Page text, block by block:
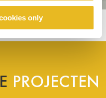
only
PROJECTEN